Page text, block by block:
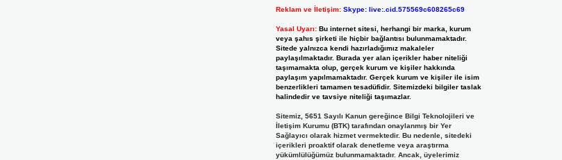
Reklam ve İletişim: Skype: live:.cid.575569c608265c69
Yasal Uyarı: Bu internet sitesi, herhangi bir marka, kurum
veya şahıs şirketi ile hiçbir bağlantısı bulunmamaktadır.
Sitede yalnızca kendi hazırladığımız makaleler
paylaşılmaktadır. Burada yer alan içerikler haber niteliği
taşımamakta olup, gerçek kurum ve kişiler hakkında
paylaşım yapılmamaktadır. Gerçek kurum ve kişiler ile isim
benzerlikleri tamamen tesadüfidir. Sitemizdeki bilgiler taslak
halindedir ve tavsiye niteliği taşımazlar.
Sitemiz, 5651 Sayılı Kanun gereğince Bilgi Teknolojileri ve
İletişim Kurumu (BTK) tarafından onaylanmış bir Yer
Sağlayıcı olarak hizmet vermektedir. Bu nedenle, sitedeki
içerikleri proaktif olarak denetleme veya araştırma
yükümlülüğümüz bulunmamaktadır. Ancak, üyelerimiz